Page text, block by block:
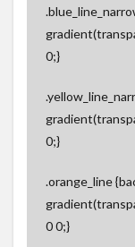
0;}
0;}
.orange_line
0 0;}